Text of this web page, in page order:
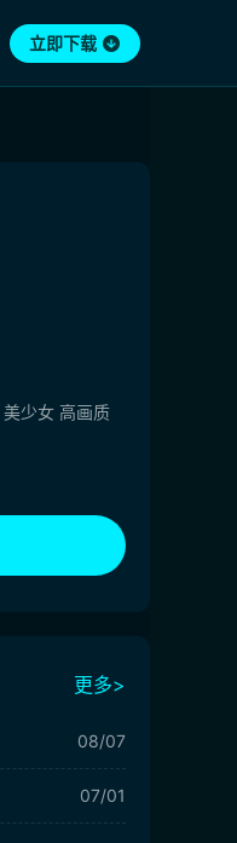
立即下载
美少女 高画质
更多>
08/07
07/01